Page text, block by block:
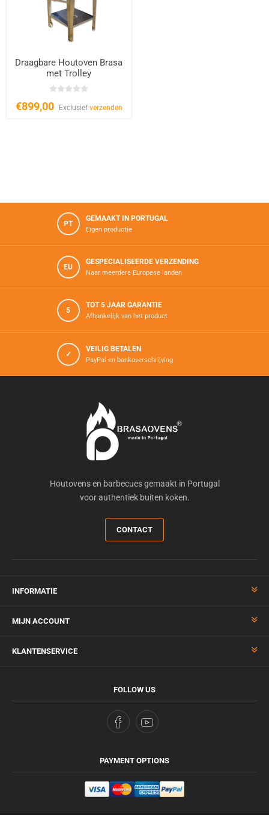
Draagbare Houtoven Brasa
met Trolley
€899,00 Exclusief verzenden
PT
GEMAAKT IN PORTUGAL
Eigen productie
EU
GESPECIALISEERDE VERZENDING
Naar meerdere Europese landen
5
TOT 5 JAAR GARANTIE
Afhankelijk van het product
✓
VEILIG BETALEN
PayPal en bankoverschrijving
Houtovens en barbecues gemaakt in Portugal
voor authentiek buiten koken.
CONTACT
INFORMATIE
MIJN ACCOUNT
KLANTENSERVICE
FOLLOW US
PAYMENT OPTIONS